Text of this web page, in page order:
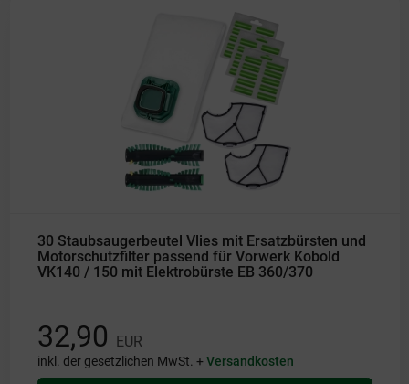
30 Staubsaugerbeutel Vlies mit Ersatzbürsten und
Motorschutzfilter passend für Vorwerk Kobold
VK140 / 150 mit Elektrobürste EB 360/370
32,90 EUR
inkl. der gesetzlichen MwSt. +Versandkosten